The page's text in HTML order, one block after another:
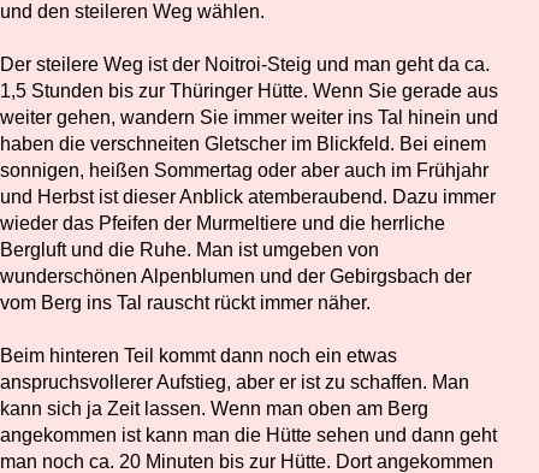
und den steileren Weg wählen.
Der steilere Weg ist der Noitroi-Steig und man geht da ca.
1,5 Stunden bis zur Thüringer Hütte. Wenn Sie gerade aus
weiter gehen, wandern Sie immer weiter ins Tal hinein und
haben die verschneiten Gletscher im Blickfeld. Bei einem
sonnigen, heißen Sommertag oder aber auch im Frühjahr
und Herbst ist dieser Anblick atemberaubend. Dazu immer
wieder das Pfeifen der Murmeltiere und die herrliche
Bergluft und die Ruhe. Man ist umgeben von
wunderschönen Alpenblumen und der Gebirgsbach der
vom Berg ins Tal rauscht rückt immer näher.
Beim hinteren Teil kommt dann noch ein etwas
anspruchsvollerer Aufstieg, aber er ist zu schaffen. Man
kann sich ja Zeit lassen. Wenn man oben am Berg
angekommen ist kann man die Hütte sehen und dann geht
man noch ca. 20 Minuten bis zur Hütte. Dort angekommen